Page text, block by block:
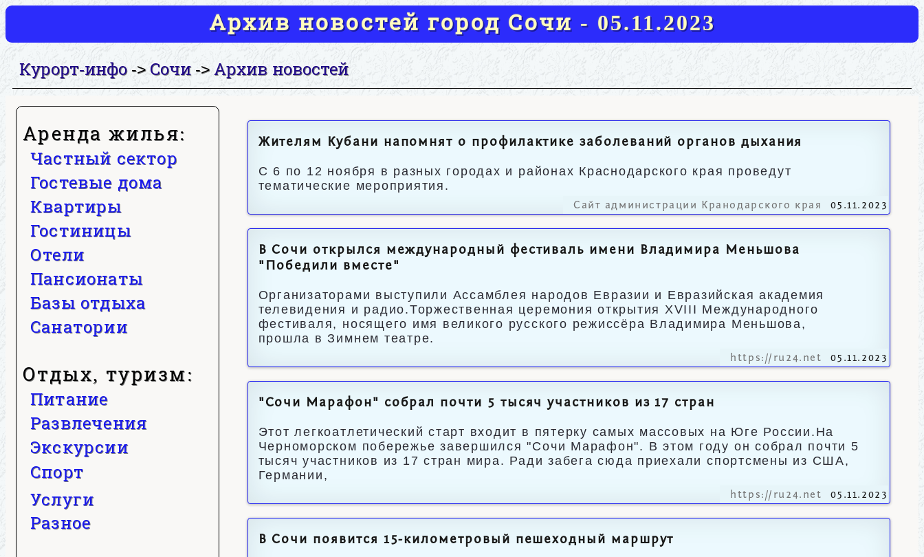
Архив новостей город Сочи - 05.11.2023
Курорт-инфо-> Сочи->Архив новостей
Аренда жилья:
Частный сектор
Гостевые дома
Квартиры
Гостиницы
Отели
Пансионаты
Базы отдыха
Санатории
Отдых, туризм:
Питание
Развлечения
Экскурсии
Спорт
Услуги
Разное
Жителям Кубани напомнят о профилактике заболеваний органов дыхания
С 6 по 12 ноября в разных городах и районах Краснодарского края проведут
тематические мероприятия.
Сайт администрации Кранодарского края 05.11.2023
В Сочи открылся международный фестиваль имени Владимира Меньшова
"Победили вместе"
Организаторами выступили Ассамблея народов Евразии и Евразийская академия
телевидения и радио.Торжественная церемония открытия XVIII Международного
фестиваля, носящего имя великого русского режиссёра Владимира Меньшова,
прошла в Зимнем театре.
https://ru24.net 05.11.2023
"Сочи Марафон" собрал почти 5 тысяч участников из 17 стран
Этот легкоатлетический старт входит в пятерку самых массовых на Юге России.На
Черноморском побережье завершился "Сочи Марафон". В этом году он собрал почти 5
тысяч участников из 17 стран мира. Ради забега сюда приехали спортсмены из США,
Германии,
https://ru24.net 05.11.2023
В Сочи появится 15-километровый пешеходный маршрут